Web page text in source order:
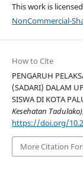
This work is
NonCommercial-
How to Cite
PENGARUH
(SADARI) DALAM
SISWA DI KOTA
Kesehatan Tadulako)
https://doi.org/
More Citation